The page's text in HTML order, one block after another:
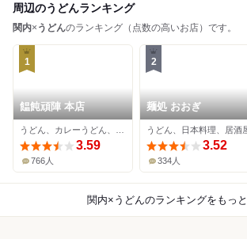
周辺のうどんランキング
関内× うどんのランキング（点数の高いお店）です。
1
饂飩頑陣 本店
3.59
766人
2
麺処 おおぎ
うどん、日本料理、居酒
3.52
334人
関内×うどんのランキングをもっ